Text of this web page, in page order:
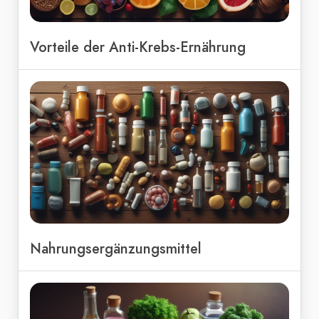
Vorteile der Anti-Krebs-Ernährung
Nahrungsergänzungsmittel